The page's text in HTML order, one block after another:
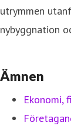
utrymmen
nybyggnation
Ämnen
Ekonomi,